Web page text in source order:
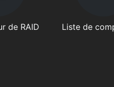
de RAID Liste de